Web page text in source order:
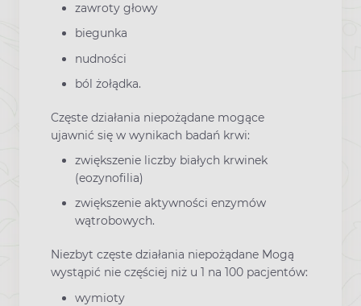
zawroty głowy
biegunka
nudności
ból żołądka.
Częste działania niepożądane mogące
ujawnić się w wynikach badań krwi:
zwiększenie liczby białych krwinek
(eozynofilia)
zwiększenie aktywności enzymów
wątrobowych.
Niezbyt częste działania niepożądane Mogą
wystąpić nie częściej niż u 1 na 100 pacjentów:
wymioty